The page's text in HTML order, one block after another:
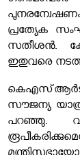
പ്രത്യേക
സതീശൻ.
ഇതുവരെ
സൗജന്യ
പറഞ്ഞു.